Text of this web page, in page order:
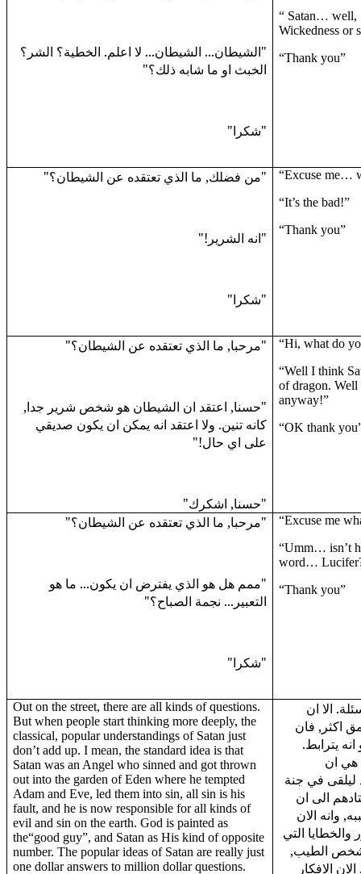
"الشيطان... الشيطان... لا اعلم. الخطية؟ الشر؟
الخبث او ما شابه ذلك؟"
"شكرا"
“ Satan… well,
Wickedness or
“Thank you”
"من فضلك, ما الذي تعتقده عن الشيطان؟"
"انه الشرير!"
"شكرا"
“Excuse me…
“It’s the bad!”
“Thank you”
"مرحبا, ما الذي تعتقده عن الشيطان؟"
"حسنا, اعتقد ان الشيطان هو شخص شرير جدا,
كانه تنين. ولا اعتقد انه يمكن ان يكون صديقي
على اي حال!"
"حسنا, اشكرك"
“Hi, what do
“Well I think
of dragon. Well
anyway!”
“OK thank
"مرحبا, ما الذي تعتقده عن الشيطان؟"
"ممم هل هو الذي يفترض ان يكون... ما هو
التعبير... نجمة الصباح؟"
"شكرا"
“Excuse me
“Umm… isn’t
word…
“Thank you”
Out on the street, there are all kinds of questions.
But when people start thinking more deeply, the
classical, popular understandings of Satan just
don’t add up. I mean, the standard idea is that
Satan was an Angel who sinned and got thrown
out into the garden of Eden where he tempted
Adam and Eve, led them into sin, all sin is his
fault, and he is now responsible for all kinds of
evil and sin on the earth. God is painted as
the“good guy”, and Satan as His kind of opposite
number. The popular ideas of Satan are really just
one dollar answers to million dollar questions.
الا ان
اكثر, فان
يترابط.
هي ان
ليلقى في جنة
الى ان
وانه الان
التي
الطيب,
الافكار